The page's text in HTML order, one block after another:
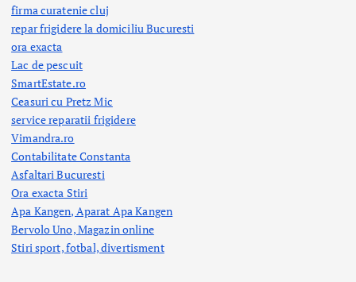
firma curatenie cluj
repar frigidere la domiciliu Bucuresti
ora exacta
Lac de pescuit
SmartEstate.ro
Ceasuri cu Pretz Mic
service reparatii frigidere
Vimandra.ro
Contabilitate Constanta
Asfaltari Bucuresti
Ora exacta Stiri
Apa Kangen, Aparat Apa Kangen
Bervolo Uno, Magazin online
Stiri sport, fotbal,divertisment